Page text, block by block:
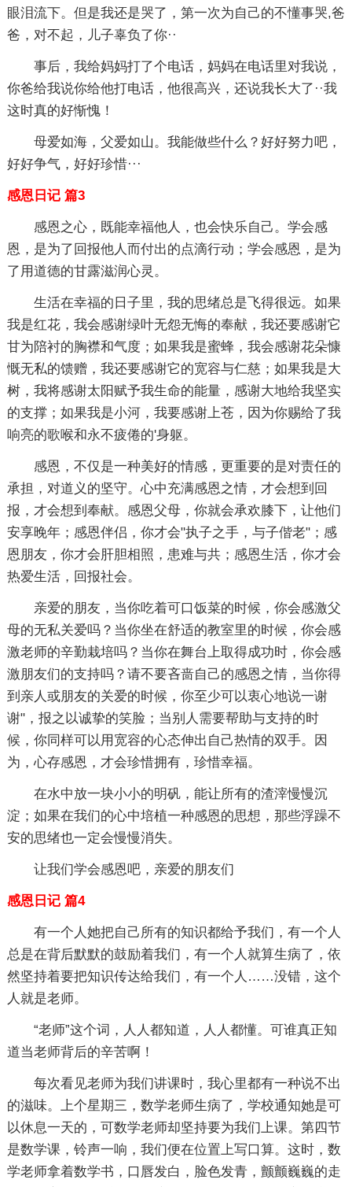
眼泪流下。但是我还是哭了，第一次为自己的不懂事哭,爸
爸，对不起，儿子辜负了你··
事后，我给妈妈打了个电话，妈妈在电话里对我说，
你爸给我说你给他打电话，他很高兴，还说我长大了··我
这时真的好惭愧！
母爱如海，父爱如山。我能做些什么？好好努力吧，
好好争气，好好珍惜···
感恩日记 篇3
感恩之心，既能幸福他人，也会快乐自己。学会感
恩，是为了回报他人而付出的点滴行动；学会感恩，是为
了用道德的甘露滋润心灵。
生活在幸福的日子里，我的思绪总是飞得很远。如果
我是红花，我会感谢绿叶无怨无悔的奉献，我还要感谢它
甘为陪衬的胸襟和气度；如果我是蜜蜂，我会感谢花朵慷
慨无私的馈赠，我还要感谢它的宽容与仁慈；如果我是大
树，我将感谢太阳赋予我生命的能量，感谢大地给我坚实
的支撑；如果我是小河，我要感谢上苍，因为你赐给了我
响亮的歌喉和永不疲倦的'身躯。
感恩，不仅是一种美好的情感，更重要的是对责任的
承担，对道义的坚守。心中充满感恩之情，才会想到回
报，才会想到奉献。感恩父母，你就会承欢膝下，让他们
安享晚年；感恩伴侣，你才会"执子之手，与子偕老"；感
恩朋友，你才会肝胆相照，患难与共；感恩生活，你才会
热爱生活，回报社会。
亲爱的朋友，当你吃着可口饭菜的时候，你会感激父
母的无私关爱吗？当你坐在舒适的教室里的时候，你会感
激老师的辛勤栽培吗？当你在舞台上取得成功时，你会感
激朋友们的支持吗？请不要吝啬自己的感恩之情，当你得
到亲人或朋友的关爱的时候，你至少可以衷心地说一谢
谢"，报之以诚挚的笑脸；当别人需要帮助与支持的时
候，你同样可以用宽容的心态伸出自己热情的双手。因
为，心存感恩，才会珍惜拥有，珍惜幸福。
在水中放一块小小的明矾，能让所有的渣滓慢慢沉
淀；如果在我们的心中培植一种感恩的思想，那些浮躁不
安的思绪也一定会慢慢消失。
让我们学会感恩吧，亲爱的朋友们
感恩日记 篇4
有一个人她把自己所有的知识都给予我们，有一个人
总是在背后默默的鼓励着我们，有一个人就算生病了，依
然坚持着要把知识传达给我们，有一个人……没错，这个
人就是老师。
“老师”这个词，人人都知道，人人都懂。可谁真正知
道当老师背后的辛苦啊！
每次看见老师为我们讲课时，我心里都有一种说不出
的滋味。上个星期三，数学老师生病了，学校通知她是可
以休息一天的，可数学老师却坚持要为我们上课。第四节
是数学课，铃声一响，我们便在位置上写口算。这时，数
学老师拿着数学书，口唇发白，脸色发青，颤颤巍巍的走